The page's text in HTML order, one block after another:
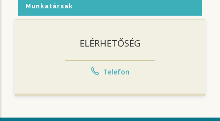
Munkatársak
ELÉRHETŐSÉG
Telefon